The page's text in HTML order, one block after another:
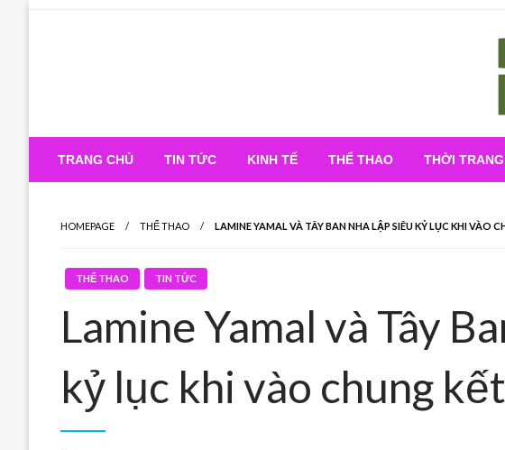
TRANG CHỦ TIN TỨC KINH TẾ THỂ THAO THỜI TRANG
HOMEPAGE THỂ THAO LAMINE YAMAL VÀ TÂY BAN NHA LẬP SIÊU KỶ LỤC KHI VÀO
THỂ THAO TIN TỨC
Lamine Yamal và Tây
kỷ lục khi vào chung